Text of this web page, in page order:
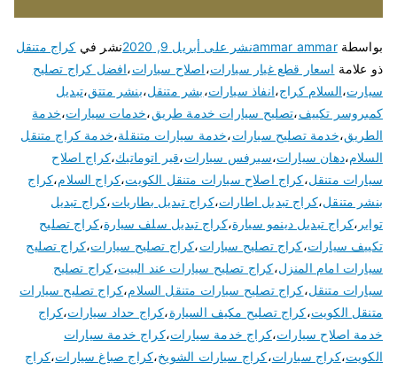
بواسطةammar ammarنشر على أبريل 9, 2020 نشر في كراج متنقل
ذو علامة اسعار قطع غيار سيارات،اصلاح سيارات،افضل كراج تصليح
سيارت،السلام كراج،انفاذ سيارات،بشر متنقل،بنشر متتق،تبديل
كمبروسر تكييف،تصليح سيارات خدمة طريق،خدمات سيارات،خدمة
الطريق،خدمة تصليح سيارات،خدمة سيارات متنقلة،خدمة كراج متنقل
السلام،دهان سيارات،سيرفس سيارات،قير اتوماتيك،كراج اصلاح
سيارات متنقل،كراج اصلاح سيارات متنقل الكويت،كراج السلام،كراج
بنشر متنقل،كراج تبديل اطارات،كراج تبديل بطاريات،كراج تبديل
تواير ،كراج تبديل دينمو سيارة،كراج تبديل سلف سيارة،كراج تصليح
تكييف سيارات،كراج تصليح سبارات،كراج تصليح سيارات،كراج تصليح
سيارات امام المنزل،كراج تصليح سيارات عند البيت،كراج تصليح
سيارات متنقل،كراج تصليح سيارات متنقل السلام،كراج تصليح سيارات
متنقل الكويت،كراج تصليح مكيف السيارة،كراج حداد سيارات،كراج
خدمة اصلاح سيارات،كراج خدمة سيارات،كراج خدمة سيارات
الكويت،كراج سيارات،كراج سيارات الشويخ،كراج صباغ سيارات،كراج